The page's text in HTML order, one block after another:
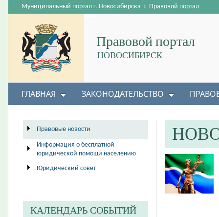
Правовой портал
НОВОСИБИРСК
Муниципальный портал г. Новосибирска › Правовой портал
ГЛАВНАЯ ЗАКОНОДАТЕЛЬСТВО
Правовые новости
Информация о бесплатной
юридической помощи населению
Юридический совет
КАЛЕНДАРЬ СОБЫТИЙ